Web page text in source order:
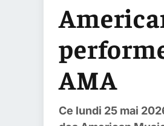
AMA
Ce lundi 25 mai